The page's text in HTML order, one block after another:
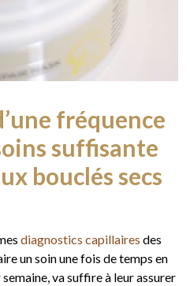
fréquence
suffisante
bouclés secs
diagnostics capillaires des
un soin une fois de temps en
va suffire à leur assurer